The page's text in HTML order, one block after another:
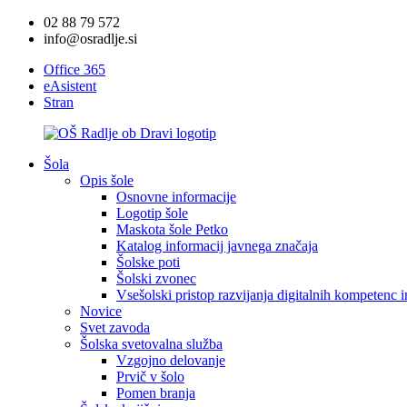
02 88 79 572
info@osradlje.si
Office 365
eAsistent
Stran
Šola
Opis šole
Osnovne informacije
Logotip šole
Maskota šole Petko
Katalog informacij javnega značaja
Šolske poti
Šolski zvonec
Vsešolski pristop razvijanja digitalnih kompetenc
Novice
Svet zavoda
Šolska svetovalna služba
Vzgojno delovanje
Prvič v šolo
Pomen branja